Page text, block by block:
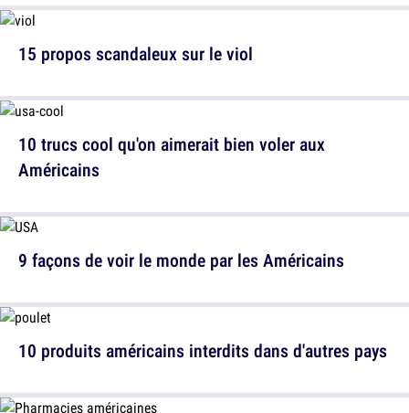
10 trucs cool qu'on aimerait bien voler aux
Américains
10 produits américains interdits dans d'autres pays
15 propos scandaleux sur le viol
9 façons de voir le monde par les Américains